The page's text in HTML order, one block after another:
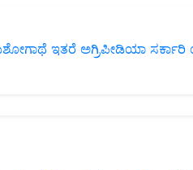
ಇತರೆ ಅಗ್ರಿಪೀಡಿಯಾ